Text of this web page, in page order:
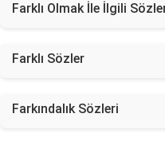
Farklı Olmak İle İlgili
Farklı Sözler
Farkındalık Sözleri